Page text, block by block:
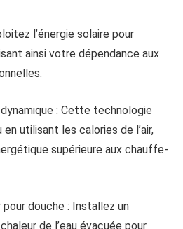
l’énergie solaire pour
ainsi votre dépendance aux
: Cette technologie
utilisant les calories de l’air,
supérieure aux chauffe-
douche : Installez un
de l’eau évacuée pour